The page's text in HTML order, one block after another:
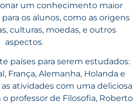
um conhecimento maior
os alunos, como as origens
culturas, moedas, e outros
aspectos.
países para serem estudados:
França, Alemanha, Holanda e
atividades com uma deliciosa
professor de Filosofia, Roberto